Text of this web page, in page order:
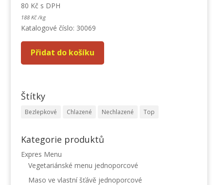
80 Kč s DPH
188 Kč /kg
Katalogové číslo: 30069
Přidat do košíku
Štítky
Bezlepkové Chlazené Nechlazené Top
Kategorie produktů
Expres Menu
Vegetariánské menu jednoporcové
Maso ve vlastní šťávě jednoporcové